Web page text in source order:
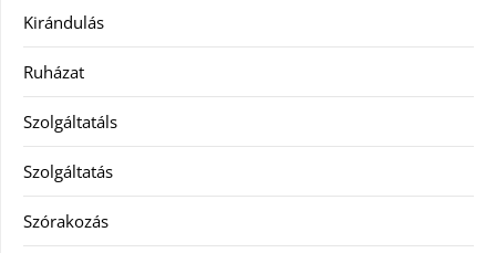
Kirándulás
Ruházat
Szolgáltatáls
Szolgáltatás
Szórakozás